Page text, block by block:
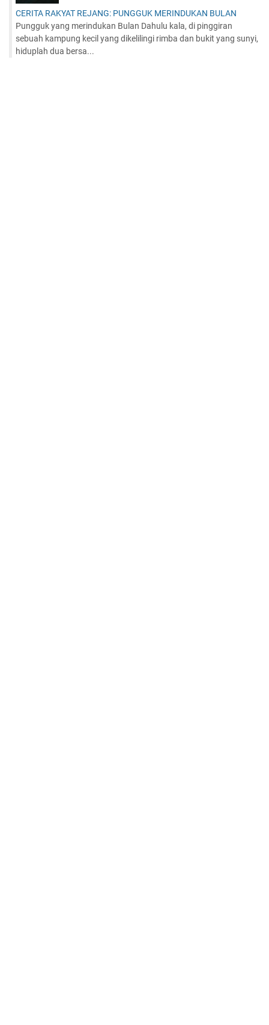
CERITA RAKYAT REJANG: PUNGGUK MERINDUKAN BULAN
Pungguk yang merindukan Bulan Dahulu kala, di pinggiran
sebuah kampung kecil yang dikelilingi rimba dan bukit yang sunyi,
hiduplah dua bersa...